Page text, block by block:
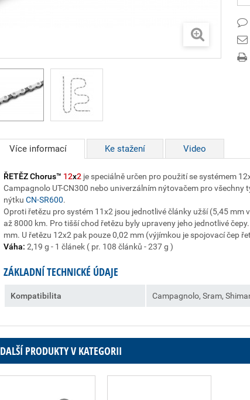
Více informací Ke stažení Video
ŘETĚZ Chorus™ 12x2 je speciálně určen pro použití se systémem
Campagnolo UT-CN300 nebo univerzálním nýtovačem pro
nýtku CN-SR600.
Oproti řetězu pro systém 11x2 jsou jednotlivé články užší (5,45
až 8000 km. Pro tišší chod řetězu byly upraveny jeho jednotlivé
mm. U řetězu 12x2 pak pouze 0,02 mm (výjímkou je spojovací čep
Váha: 2,19 g - 1 článek ( pr. 108 článků - 237 g )
ZÁKLADNÍ TECHNICKÉ ÚDAJE
Kompatibilita Campagnolo, Sram,
DALŠÍ PRODUKTY V KATEGORII